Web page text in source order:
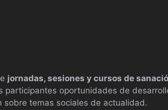
jornadas, sesiones y cursos de
participantes oportunidades de
temas sociales de actualidad.